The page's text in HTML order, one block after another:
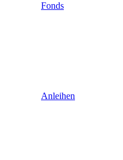
Fonds
Anleihen